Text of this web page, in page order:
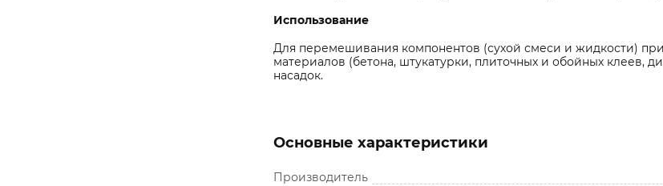
Использование
Для перемешивания компонентов (сухой смеси и жидкости)
материалов (бетона, штукатурки, плиточных и обойных клеев,
насадок.
Основные характеристики
Производитель